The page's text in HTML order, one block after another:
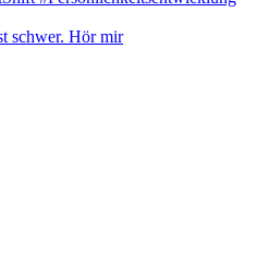
schwer. Hör mir